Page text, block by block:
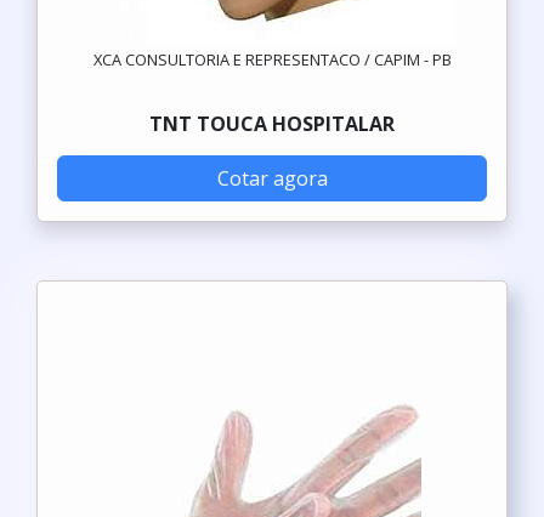
XCA CONSULTORIA E REPRESENTACO / CAPIM - PB
TNT TOUCA HOSPITALAR
Cotar agora